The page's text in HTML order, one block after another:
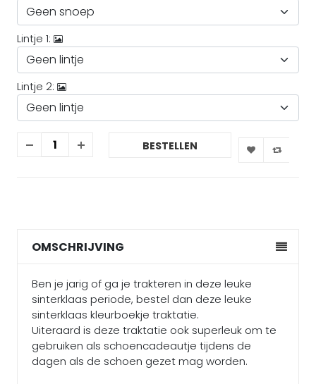
Lintje 1:
Lintje 2:
BESTELLEN
OMSCHRIJVING
Ben je jarig of ga je trakteren in deze leuke
sinterklaas periode, bestel dan deze leuke
sinterklaas kleurboekje traktatie.
Uiteraard is deze traktatie ook superleuk om te
gebruiken als schoencadeautje tijdens de
dagen als de schoen gezet mag worden.